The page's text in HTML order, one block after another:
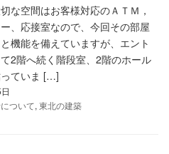
な空間はお客様対応のＡＴＭ，
、応接室なので、今回その部屋
機能を備えていますが、エント
2階へ続く階段室、2階のホール
ていま […]
ついて, 東北の建築